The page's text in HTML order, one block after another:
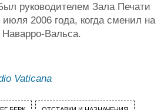
руководителем Зала Печати
2006 года, когда сменил на
Вальса.
Vaticana